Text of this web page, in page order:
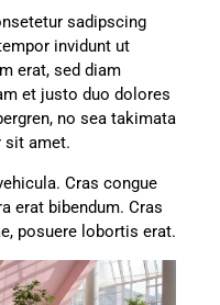
sadipscing
invidunt ut
erat, sed diam
et justo duo dolores
no sea takimata
sit amet.
Cras congue
erat bibendum. Cras
posuere lobortis erat.